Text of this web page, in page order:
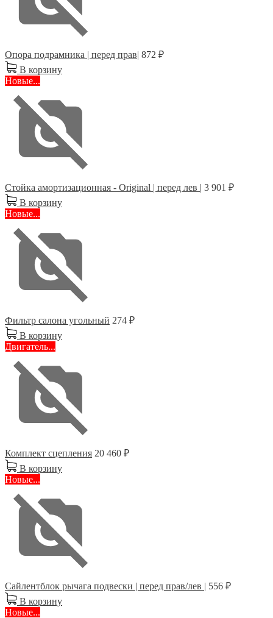
Опора подрамника | перед прав| 872 ₽
В корзину
Новые...
Стойка амортизационная - Original | перед лев | 3 901 ₽
В корзину
Новые...
Фильтр салона угольный 274 ₽
В корзину
Двигатель...
Комплект сцепления 20 460 ₽
В корзину
Новые...
Cайлентблок рычага подвески | перед прав/лев | 556 ₽
В корзину
Новые...